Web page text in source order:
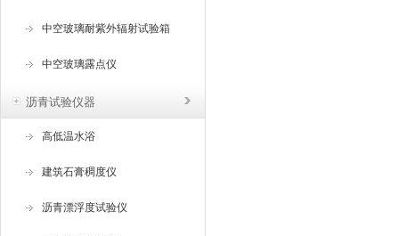
中空玻璃耐紫外辐射试验箱
中空玻璃露点仪
沥青试验仪器
高低温水浴
建筑石膏稠度仪
沥青漂浮度试验仪